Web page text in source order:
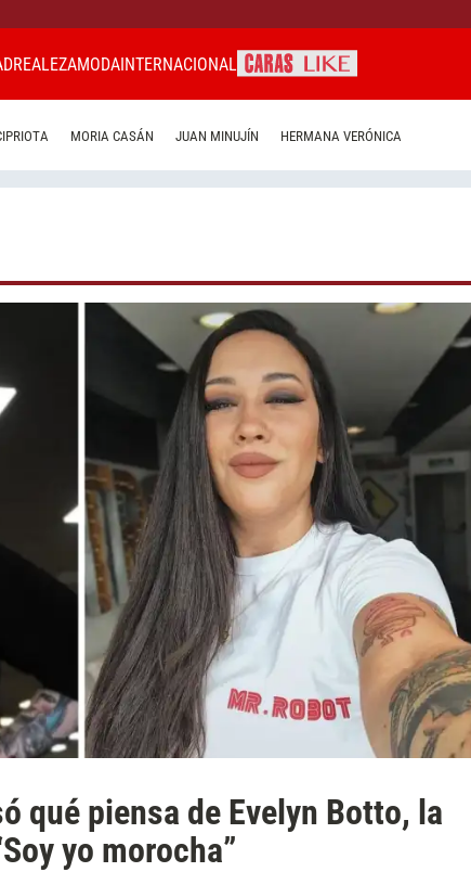
REALEZAMODAINTERNACIONAL
MORIA CASÁN JUAN MINUJÍN HERMANA VERÓNICA
qué piensa de Evelyn Botto, la
yo morocha”